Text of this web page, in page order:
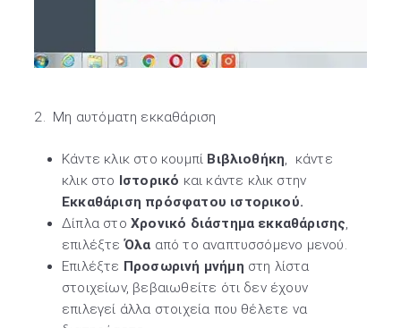
2. Μη αυτόματη εκκαθάριση
Κάντε κλικ στο κουμπί Βιβλιοθήκη, κάντε
κλικ στο Ιστορικό και κάντε κλικ στην
Εκκαθάριση πρόσφατου ιστορικού.
Δίπλα στοΧρονικό διάστημα εκκαθάρισης,
επιλέξτεΌλα από το αναπτυσσόμενο μενού.
Επιλέξτε Προσωρινή μνήμη στη λίστα
στοιχείων, βεβαιωθείτε ότι δεν έχουν
επιλεγεί άλλα στοιχεία που θέλετε να